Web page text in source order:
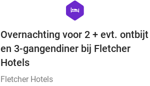
hexagon
hotel
Overnachting voor 2 + evt. ontbijt
en 3-gangendiner bij Fletcher
Hotels
Fletcher Hotels